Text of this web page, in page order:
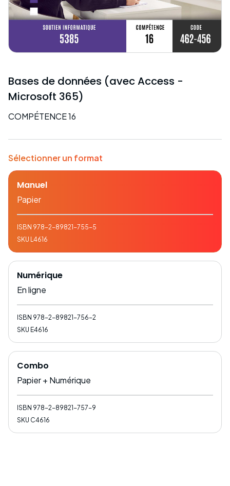
Bases de données (avec Access -
Microsoft 365)
COMPÉTENCE 16
Sélectionner un format
Manuel
Papier
ISBN 978-2-89821-755-5
SKU L4616
Numérique
En ligne
ISBN 978-2-89821-756-2
SKU E4616
Combo
Papier + Numérique
ISBN 978-2-89821-757-9
SKU C4616